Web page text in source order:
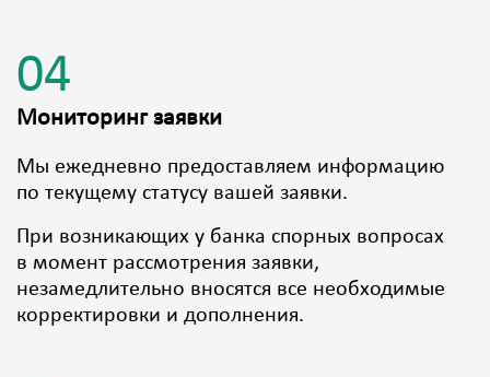
04
Мониторинг заявки
Мы ежедневно предоставляем информацию
по текущему статусу вашей заявки.
При возникающих у банка спорных вопросах
в момент рассмотрения заявки,
незамедлительно вносятся все необходимые
корректировки и дополнения.